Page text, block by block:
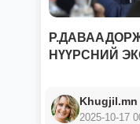
НҮҮРСНИЙ
Khugjil.mn
2025-10-17